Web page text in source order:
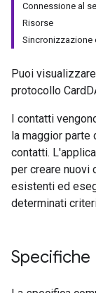
Connessione al
Risorse
Sincronizzazione
Puoi
protocollo
I contatti
la maggior parte
contatti.
per creare nuovi
esistenti ed
determinati
Specifiche